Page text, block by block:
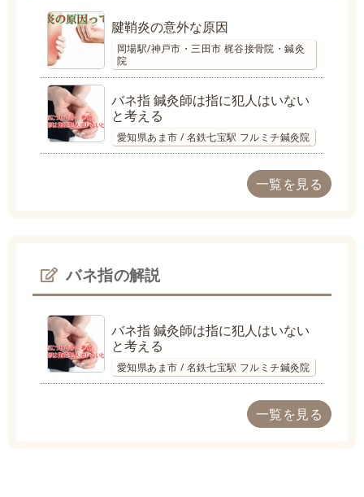
腱鞘炎の意外な原因
岡場駅/神戸市・三田市 梶谷接骨院・鍼灸
院
バネ指 鍼灸師は指に犯人はいない
と考える
愛知県あま市 / 名鉄七宝駅 フルミチ鍼灸院
一覧を見る
バネ指の解説
バネ指 鍼灸師は指に犯人はいない
と考える
愛知県あま市 / 名鉄七宝駅 フルミチ鍼灸院
一覧を見る